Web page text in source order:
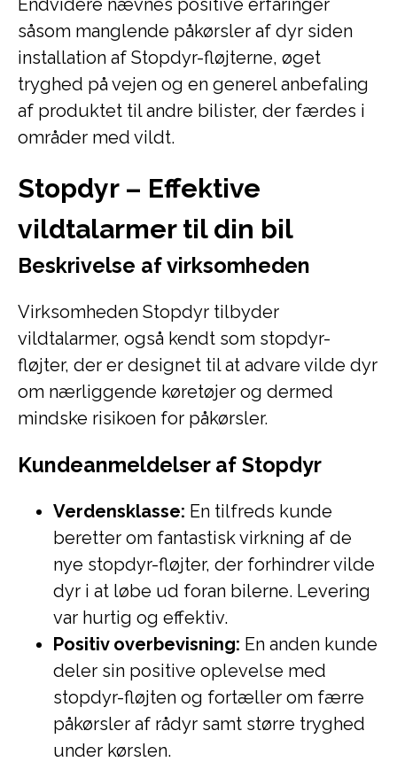
Endvidere nævnes positive erfaringer
såsom manglende påkørsler af dyr siden
installation af Stopdyr-fløjterne, øget
tryghed på vejen og en generel anbefaling
af produktet til andre bilister, der færdes i
områder med vildt.
Stopdyr – Effektive
vildtalarmer til din bil
Beskrivelse af virksomheden
Virksomheden Stopdyr tilbyder
vildtalarmer, også kendt som stopdyr-
fløjter, der er designet til at advare vilde dyr
om nærliggende køretøjer og dermed
mindske risikoen for påkørsler.
Kundeanmeldelser af Stopdyr
Verdensklasse: En tilfreds kunde
beretter om fantastisk virkning af de
nye stopdyr-fløjter, der forhindrer vilde
dyr i at løbe ud foran bilerne. Levering
var hurtig og effektiv.
Positiv overbevisning: En anden kunde
deler sin positive oplevelse med
stopdyr-fløjten og fortæller om færre
påkørsler af rådyr samt større tryghed
under kørslen.